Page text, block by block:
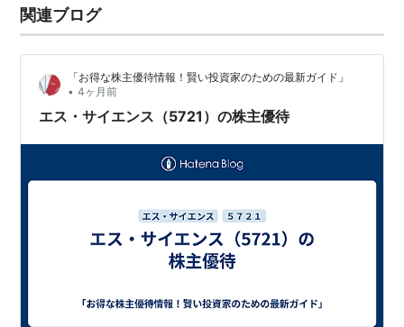
関連ブログ
「お得な株主優待情報！賢い投資家のための最新ガイド」
• 4ヶ月前
エス・サイエンス（5721）の株主優待